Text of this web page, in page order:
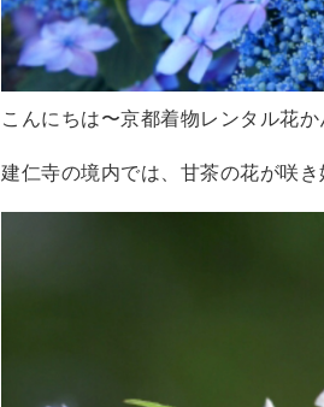
こんにちは〜京都着物レンタル花か
建仁寺の境内では、甘茶の花が咲